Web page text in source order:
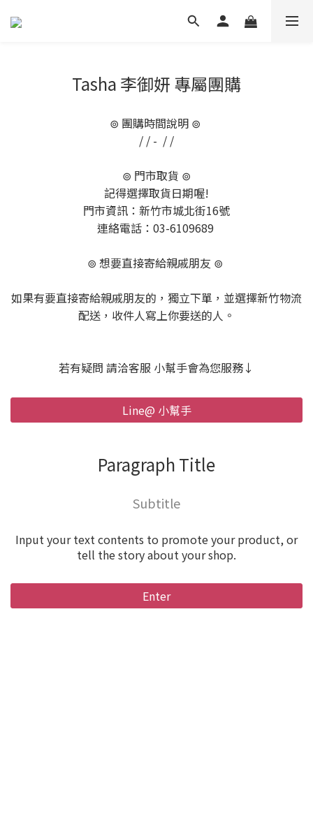
Tasha 李御妍 專屬團購
⊚ 團購時間說明 ⊚
/ / - / /
⊚ 門市取貨 ⊚
記得選擇取貨日期喔!
門市資訊：新竹市城北街16號
連絡電話：03-6109689
⊚ 想要直接寄給親戚朋友 ⊚
如果有要直接寄給親戚朋友的，獨立下單，並選擇新竹物流
配送，收件人寫上你要送的人。
若有疑問 請洽客服 小幫手會為您服務↓
Line@ 小幫手
Paragraph Title
Subtitle
Input your text contents to promote your product, or
tell the story about your shop.
Enter